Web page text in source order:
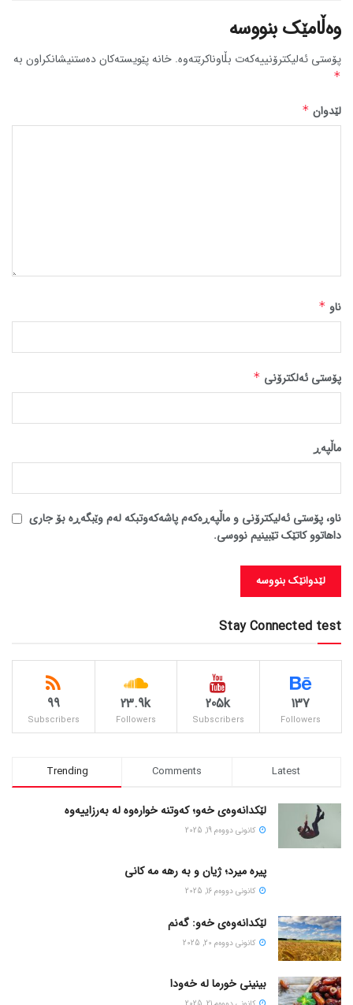
وەڵامێک بنووسە
پۆستی ئەلیکترۆنییەکەت بڵاوناکرێتەوە. خانە پێویستەکان دەستنیشانکراون بە
*
لێدوان *
ناو *
پۆستی ئەلکترۆنی *
ماڵپه‌ڕ
ناو، پۆستی ئەلیکترۆنی و ماڵپەڕەکەم پاشەکەوتبکە لەم وێبگەڕە بۆ جاری
داهاتوو کاتێک تێبینیم نووسی.
Stay Connected test
137
Followers
205k
Subscribers
23.9k
Followers
99
Subscribers
Trending Comments Latest
لێکدانەوەی خەو؛ کەوتنە خوارەوە لە بەرزاییەوە
كانونی دووه‌م 19, 2025
پیره میرد؛ ژیان و به رهه مه کانی
كانونی دووه‌م 16, 2025
لێکدانەوەی خەو: گەنم
كانونی دووه‌م 20, 2025
بینینی خورما لە خەودا